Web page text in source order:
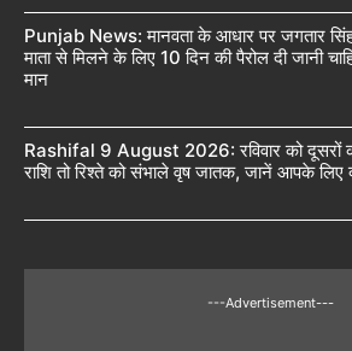
Punjab News: मानवता के आधार पर जगतार सिंह
माता से मिलने के लिए 10 दिन की पैरोल दी जानी
मान
Rashifal 9 August 2026: रविवार को दूसरों
राशि तो रिश्ते को संभाले वृष जातक, जानें आपके लिए
---Advertisement---